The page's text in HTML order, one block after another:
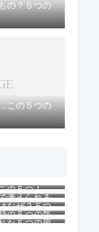
の？５つの
この５つの
の５つ！
考えられる
なぜ？５つ
の５つの気
た５つの思